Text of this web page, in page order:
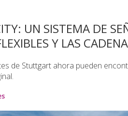
UN SISTEMA DE
Y LAS
de Stuttgart ahora pueden